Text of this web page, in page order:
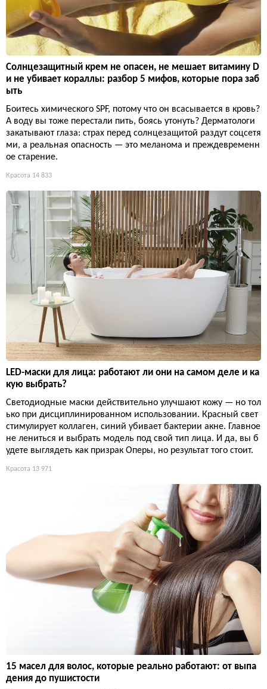
Солнцезащитный крем не опасен, не мешает витамину D
и не убивает кораллы: разбор 5 мифов, которые пора заб
ыть
Боитесь химического SPF, потому что он всасывается в кровь?
А воду вы тоже перестали пить, боясь утонуть? Дерматологи
закатывают глаза: страх перед солнцезащитой раздут соцсетя
ми, а реальная опасность — это меланома и преждевременн
ое старение.
Красота 14 833
LED-маски для лица: работают ли они на самом деле и ка
кую выбрать?
Светодиодные маски действительно улучшают кожу — но тол
ько при дисциплинированном использовании. Красный свет
стимулирует коллаген, синий убивает бактерии акне. Главное
не лениться и выбрать модель под свой тип лица. И да, вы б
удете выглядеть как призрак Оперы, но результат того стоит.
Красота 13 971
15 масел для волос, которые реально работают: от выпа
дения до пушистости